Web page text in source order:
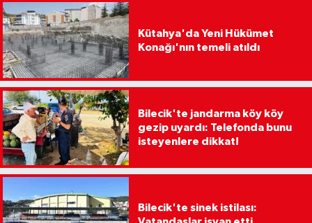
Kütahya'da Yeni Hükümet
Konağı'nın temeli atıldı
Bilecik'te jandarma köy köy
gezip uyardı: Telefonda bunu
isteyenlere dikkat!
Bilecik'te sinek istilası: